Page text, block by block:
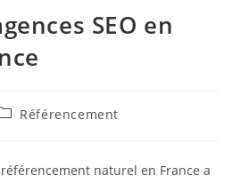
SEO en
Référencement
naturel en France a